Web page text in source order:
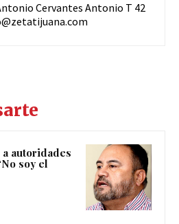
Cervantes Antonio T 42
a autoridades
soy el